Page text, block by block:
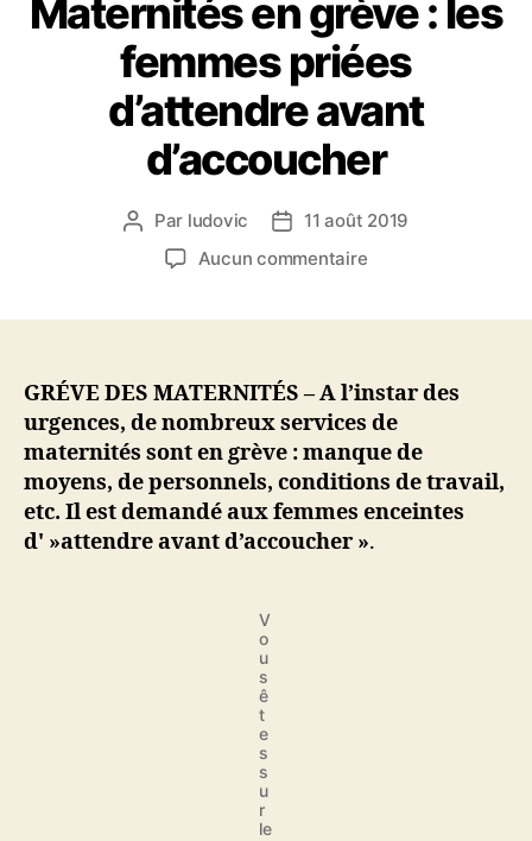
Maternités en grève : les
femmes priées
d’attendre avant
d’accoucher
Auteur
l’article
Par ludovic
Date11 août 2019
Aucun commentairesur
les
femmes
priées
d’attendre
avant
d’accoucher
GRÉVE DES MATERNITÉS – A l’instar des
urgences, de nombreux services de
maternités sont en grève : manque de
moyens, de personnels, conditions de travail,
etc. Il est demandé aux femmes enceintes
d' »attendre avant d’accoucher ».
V
o
u
s
ê
t
e
s
s
u
r
le